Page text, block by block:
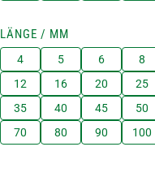
LÄNGE / MM
4 5 6 8
12
16 20 25
35
40 45 50
70
80 90 100